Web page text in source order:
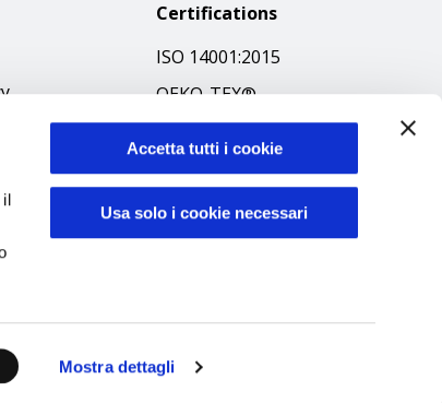
il
Mostra dettagli
Accetta tutti i cookie
Usa solo i cookie necessari
Certifications
ISO 14001:2015
OEKO-TEX®
GOTS SCOPE Certificate
GRS SCOPE Certificate
Environmental Policy
Product safety